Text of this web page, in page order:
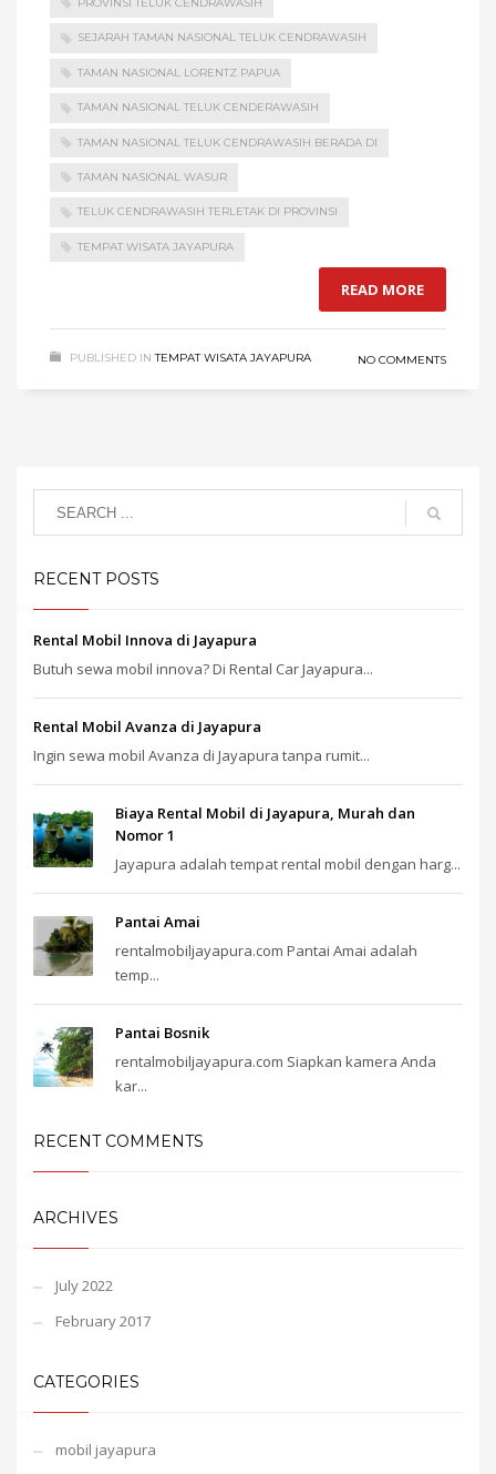
SEJARAH TAMAN NASIONAL TELUK CENDRAWASIH
TAMAN NASIONAL LORENTZ PAPUA
TAMAN NASIONAL TELUK CENDERAWASIH
TAMAN NASIONAL TELUK CENDRAWASIH BERADA DI
TAMAN NASIONAL WASUR
TELUK CENDRAWASIH TERLETAK DI PROVINSI
TEMPAT WISATA JAYAPURA
READ MORE
PUBLISHED IN TEMPAT WISATA JAYAPURA NO COMMENTS
RECENT POSTS
Rental Mobil Innova di Jayapura
Butuh sewa mobil innova? Di Rental Car Jayapura...
Rental Mobil Avanza di Jayapura
Ingin sewa mobil Avanza di Jayapura tanpa rumit...
Biaya Rental Mobil di Jayapura, Murah dan
Nomor 1
Jayapura adalah tempat rental mobil dengan harg...
Pantai Amai
rentalmobiljayapura.com Pantai Amai adalah
temp...
Pantai Bosnik
rentalmobiljayapura.com Siapkan kamera Anda
kar...
RECENT COMMENTS
ARCHIVES
July 2022
February 2017
CATEGORIES
mobil jayapura